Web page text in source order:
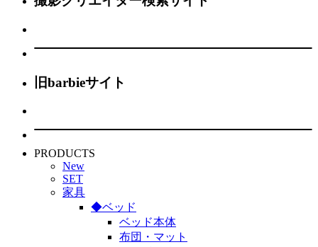
旧barbieサイト
PRODUCTS
New
SET
家具
◆ベッド
ベッド本体
布団・マット